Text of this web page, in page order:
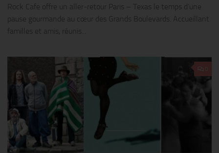
Rock Cafe offre un aller-retour Paris – Texas le temps d’une
pause gourmande au cœur des Grands Boulevards. Accueillant
familles et amis, réunis...